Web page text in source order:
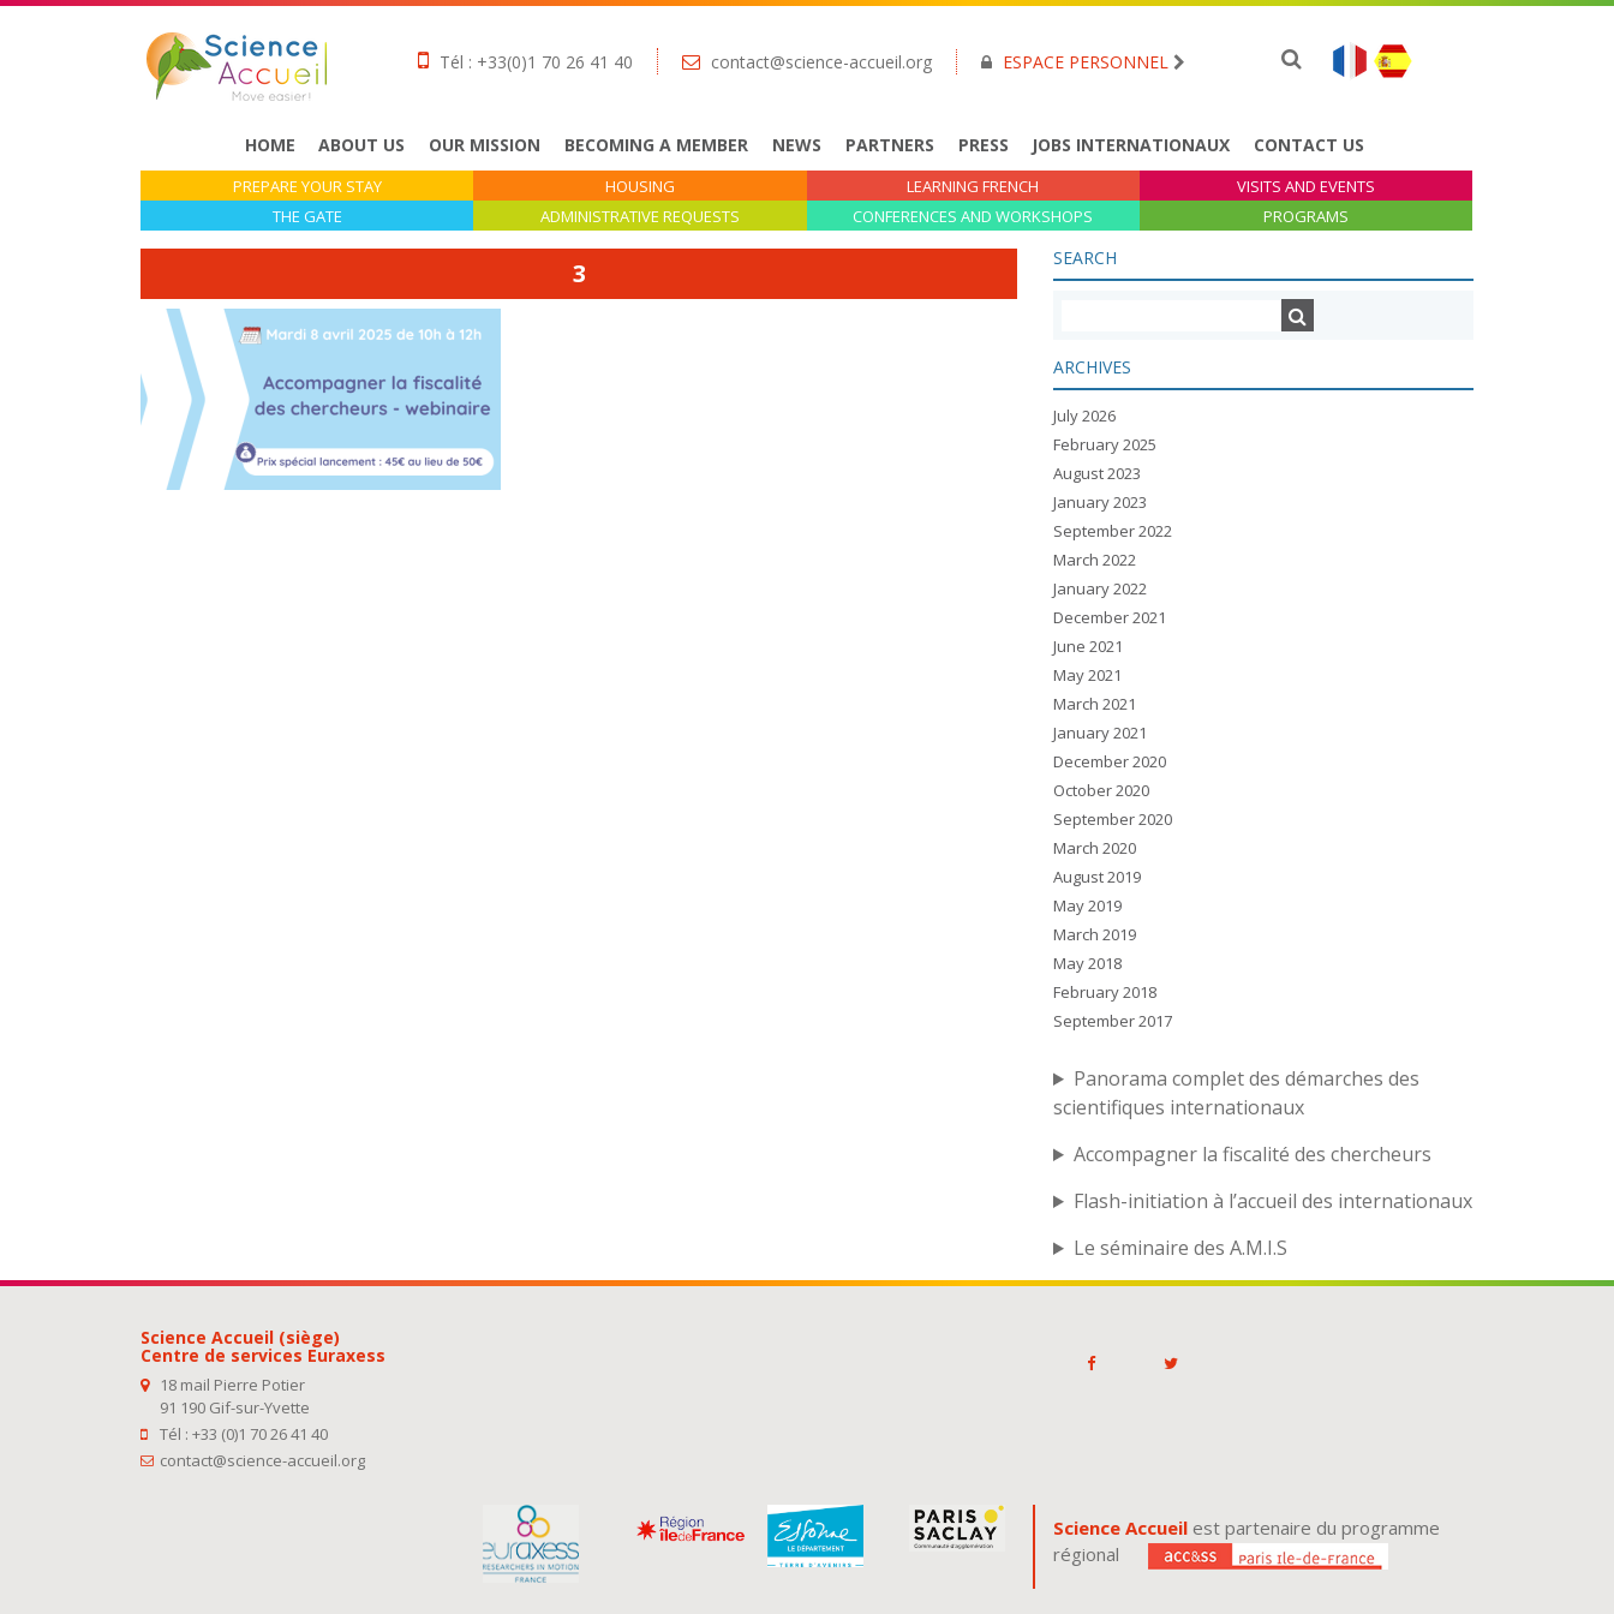
Tél : +33(0)1 70 26 41 40 contact@science-accueil.org ESPACE PERSONNEL
HOME ABOUT US OUR MISSION BECOMING A MEMBER NEWS PARTNERS PRESS JOBS INTERNATIONAUX CONTACT US
PREPARE YOUR STAY HOUSING LEARNING FRENCH
VISITS AND EVENTS
THE GATE
ADMINISTRATIVE REQUESTS CONFERENCES AND WORKSHOPS PROGRAMS
3 SEARCH
ARCHIVES
July 2026
February 2025
August 2023
January 2023
September 2022
March 2022
January 2022
December 2021
June 2021
May 2021
March 2021
January 2021
December 2020
October 2020
September 2020
March 2020
August 2019
May 2019
March 2019
May 2018
February 2018
September 2017
Panorama complet des démarches des
scientifiques internationaux
Accompagner la fiscalité des chercheurs
Flash-initiation à l’accueil des internationaux
Le séminaire des A.M.I.S
Science Accueil (siège)
Centre de services Euraxess
18 mail Pierre Potier
91 190 Gif-sur-Yvette
Tél : +33 (0)1 70 26 41 40
contact@science-accueil.org
Science Accueil est partenaire du programme
régional